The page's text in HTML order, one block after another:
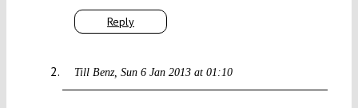
Reply
Till Benz Sun 6 Jan 2013 at 01:10